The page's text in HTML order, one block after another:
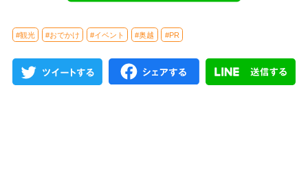
#観光 #おでかけ #イベント #奥越 #PR